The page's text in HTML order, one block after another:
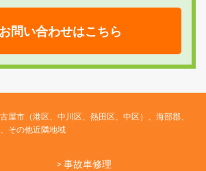
問い合わせはこちら
屋市（港区、中川区、熱田区、中区）、海部郡、
その他近隣地域
> 事故車修理